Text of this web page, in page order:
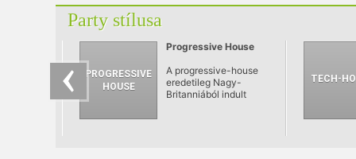
OSZK előtt és ezáltal
munkákra is.
Party stílusa
Progressive House
A progressive-house
eredetileg Nagy-
Britanniából indult